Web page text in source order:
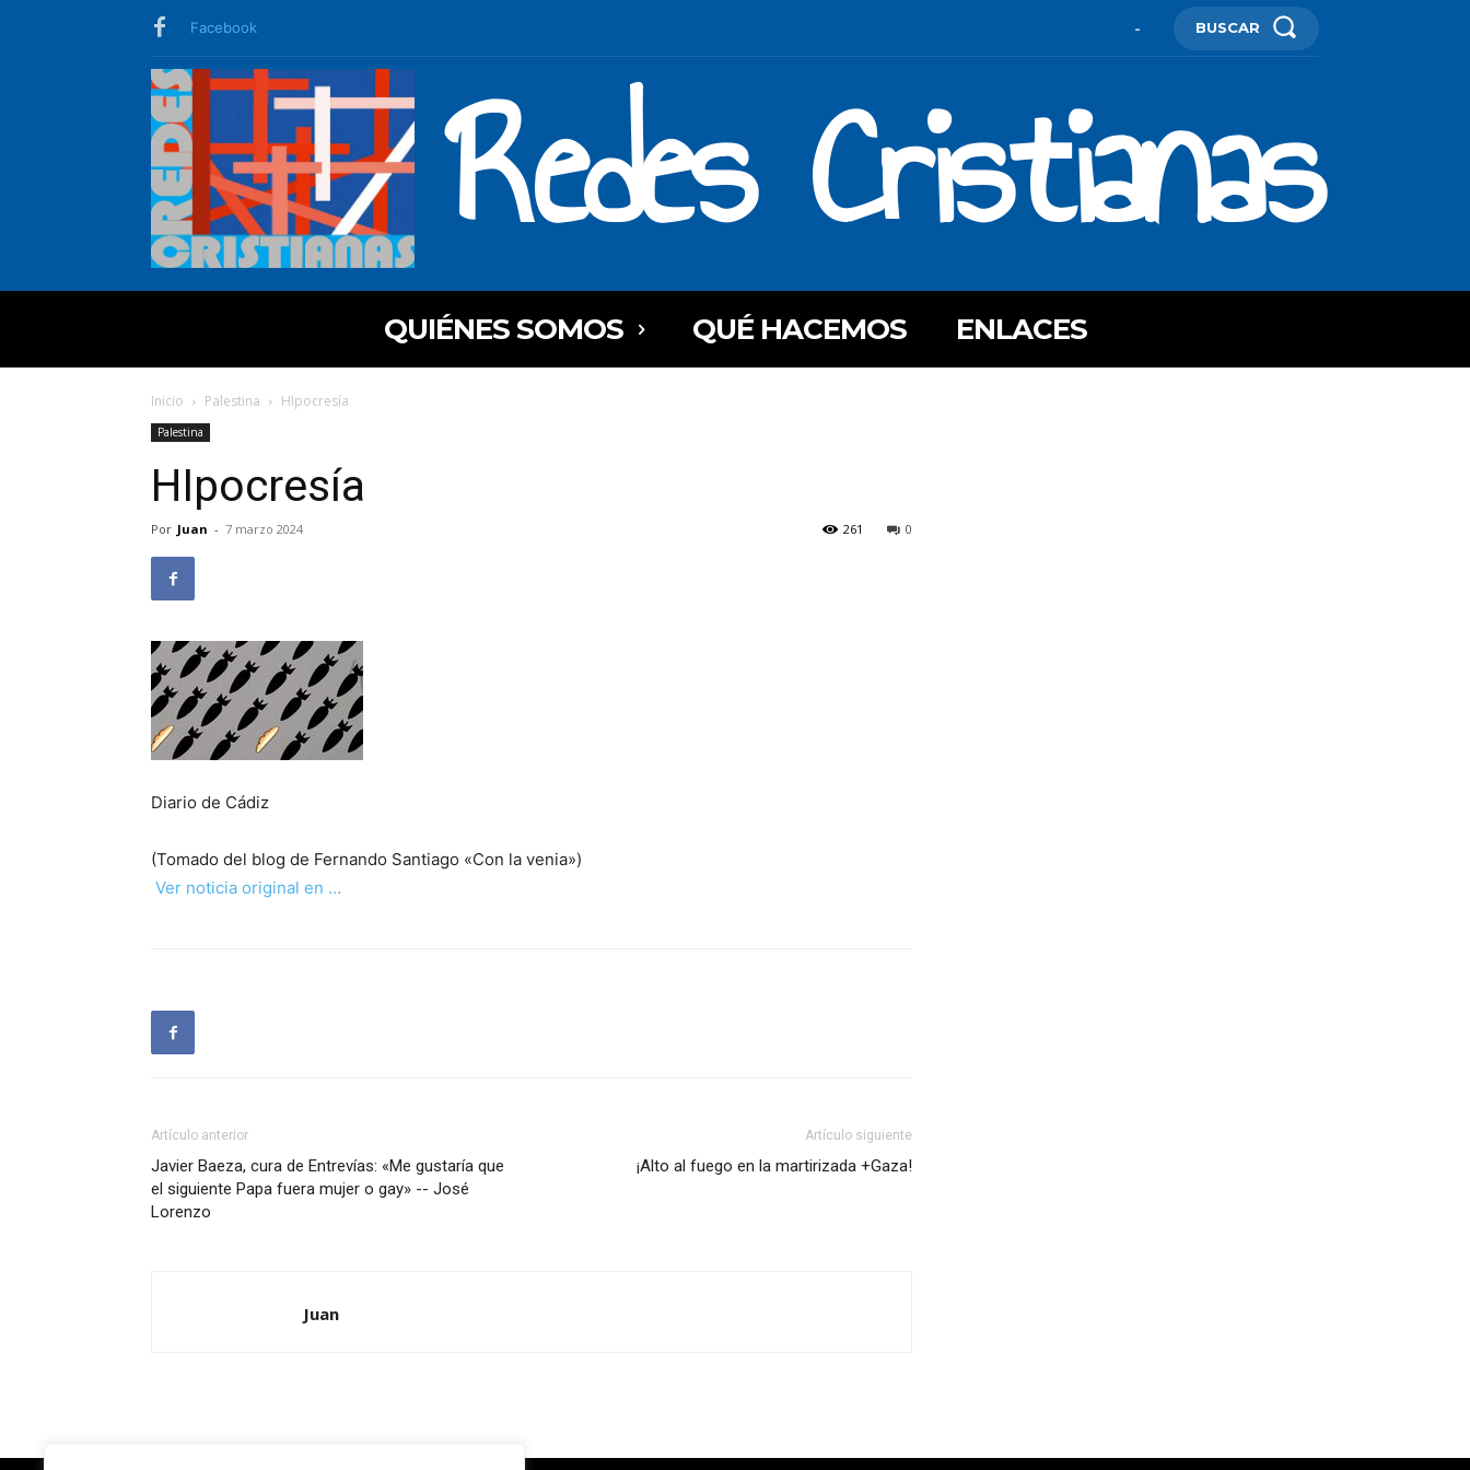
Facebook - BUSCAR
Redes Cristianas
QUIÉNES SOMOS QUÉ HACEMOS ENLACES
Inicio Palestina HIpocresía
Palestina
HIpocresía
Por Juan - 7 marzo 2024 0
261
Diario de Cádiz
(Tomado del blog de Fernando Santiago «Con la venia»)
Ver noticia original en …
Artículo anterior
Javier Baeza, cura de Entrevías: «Me gustaría que
el siguiente Papa fuera mujer o gay» -- José
Lorenzo
Artículo siguiente
¡Alto al fuego en la martirizada +Gaza!
Juan